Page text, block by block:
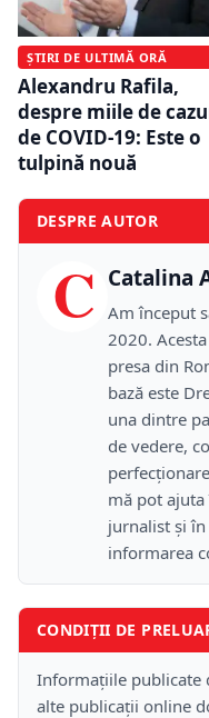
ȘTIRI DE ULTIMĂ ORĂ
Alexandru Rafila,
despre miile de
de COVID-19: Este o
tulpină nouă
DESPRE AUTOR
C Catalina
Am început
2020.
presa din
bază este
una dintre
de vedere,
mă pot
jurnalist și
informarea
CONDIȚII DE
Informațiile publicate
alte publicații online